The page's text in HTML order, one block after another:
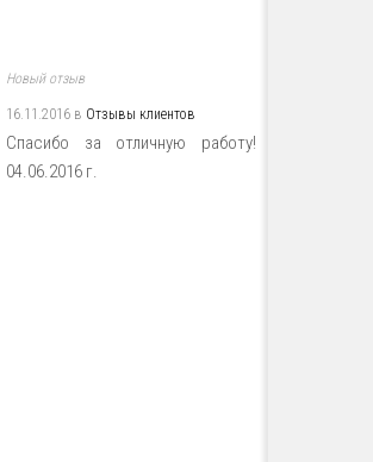
Новый отзыв
16.11.2016 в Отзывы клиентов
Спасибо за отличную работу!
04.06.2016 г.